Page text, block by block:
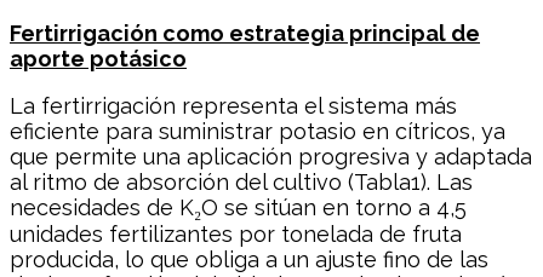
Fertirrigación como estrategia principal de
aporte potásico
La fertirrigación representa el sistema más
eficiente para suministrar potasio en cítricos, ya
que permite una aplicación progresiva y adaptada
al ritmo de absorción del cultivo (Tabla1). Las
necesidades de K₂O se sitúan en torno a 4,5
unidades fertilizantes por tonelada de fruta
producida, lo que obliga a un ajuste fino de las